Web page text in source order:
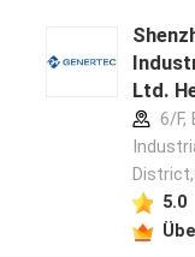
Ltd.
6/F,
5.0